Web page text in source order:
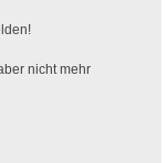
nicht mehr